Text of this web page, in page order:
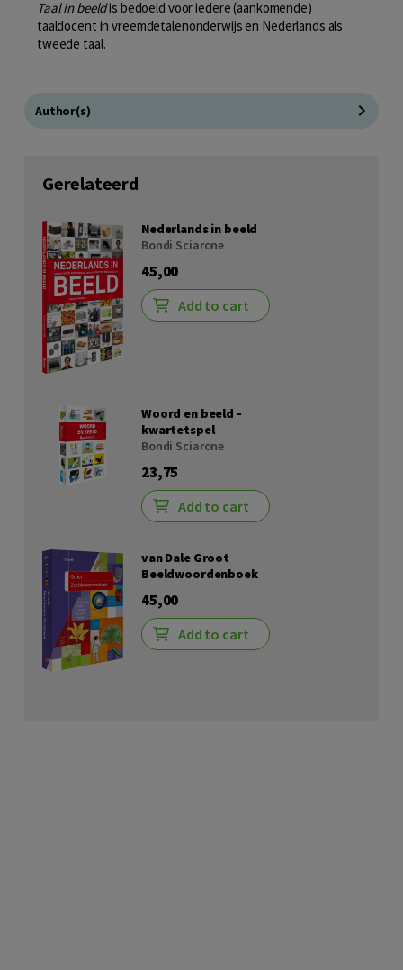
Taal in beeldis bedoeld voor iedere (aankomende)
taaldocent in vreemdetalenonderwijs en Nederlands als
tweede taal.
Author(s)
Gerelateerd
Nederlands in beeld
Bondi Sciarone
45,00
Add to cart
Woord en beeld -
kwartetspel
Bondi Sciarone
23,75
Add to cart
van Dale Groot
Beeldwoordenboek
45,00
Add to cart